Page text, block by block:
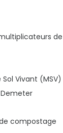
Vivant (MSV)
compostage